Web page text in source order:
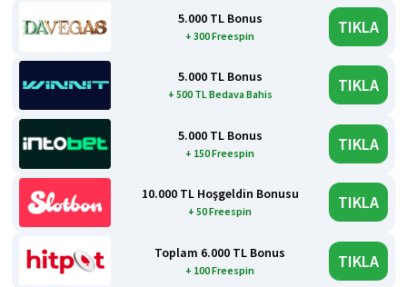
5.000 TL Bonus
+ 300 Freespin TIKLA
5.000 TL Bonus
+ 500 TL Bedava Bahis TIKLA
5.000 TL Bonus
+ 150 Freespin TIKLA
10.000 TL Hoşgeldin Bonusu
+ 50 Freespin TIKLA
Toplam 6.000 TL Bonus
+ 100 Freespin TIKLA